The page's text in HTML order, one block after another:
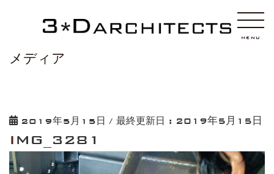
MENU
メディア
2019年5月15日 / 最終更新日 : 2019年5月15日
IMG_3281